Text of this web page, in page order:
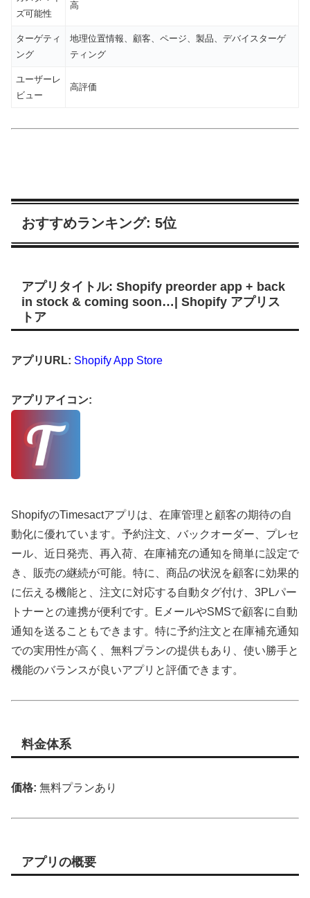
ズ可能性
高
ターゲティ
ング
地理位置情報、顧客、ページ、製品、デバイスターゲ
ティング
ユーザーレ
ビュー
高評価
おすすめランキング: 5位
アプリタイトル: Shopify preorder app + back
in stock & coming soon…| Shopify アプリス
トア
アプリURL: Shopify App Store
アプリアイコン:
ShopifyのTimesactアプリは、在庫管理と顧客の期待の自
動化に優れています。予約注文、バックオーダー、プレセ
ール、近日発売、再入荷、在庫補充の通知を簡単に設定で
き、販売の継続が可能。特に、商品の状況を顧客に効果的
に伝える機能と、注文に対応する自動タグ付け、3PLパー
トナーとの連携が便利です。EメールやSMSで顧客に自動
通知を送ることもできます。特に予約注文と在庫補充通知
での実用性が高く、無料プランの提供もあり、使い勝手と
機能のバランスが良いアプリと評価できます。
料金体系
価格: 無料プランあり
アプリの概要